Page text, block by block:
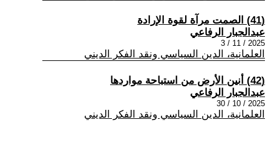
(41) الصمت مرآة لقوة الإرادة
عبدالجبار الرفاعي
2025 / 11 / 3
العلمانية، الدين السياسي ونقد الفكر الديني
(42) أنين الأرض من استباحة مواردها
عبدالجبار الرفاعي
2025 / 10 / 30
العلمانية، الدين السياسي ونقد الفكر الديني